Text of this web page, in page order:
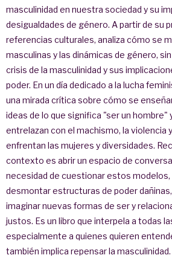
masculinidad en nuestra sociedad y su
desigualdades de género. A partir de su
referencias culturales, analiza cómo se
masculinas y las dinámicas de género,
crisis de la masculinidad y sus
poder. En un día dedicado a la lucha
una mirada crítica sobre cómo se
ideas de lo que significa "ser un
entrelazan con el machismo, la violencia
enfrentan las mujeres y diversidades.
contexto es abrir un espacio de
necesidad de cuestionar estos modelos,
desmontar estructuras de poder
imaginar nuevas formas de ser y
justos. Es un libro que interpela a todas
especialmente a quienes quieren
también implica repensar la